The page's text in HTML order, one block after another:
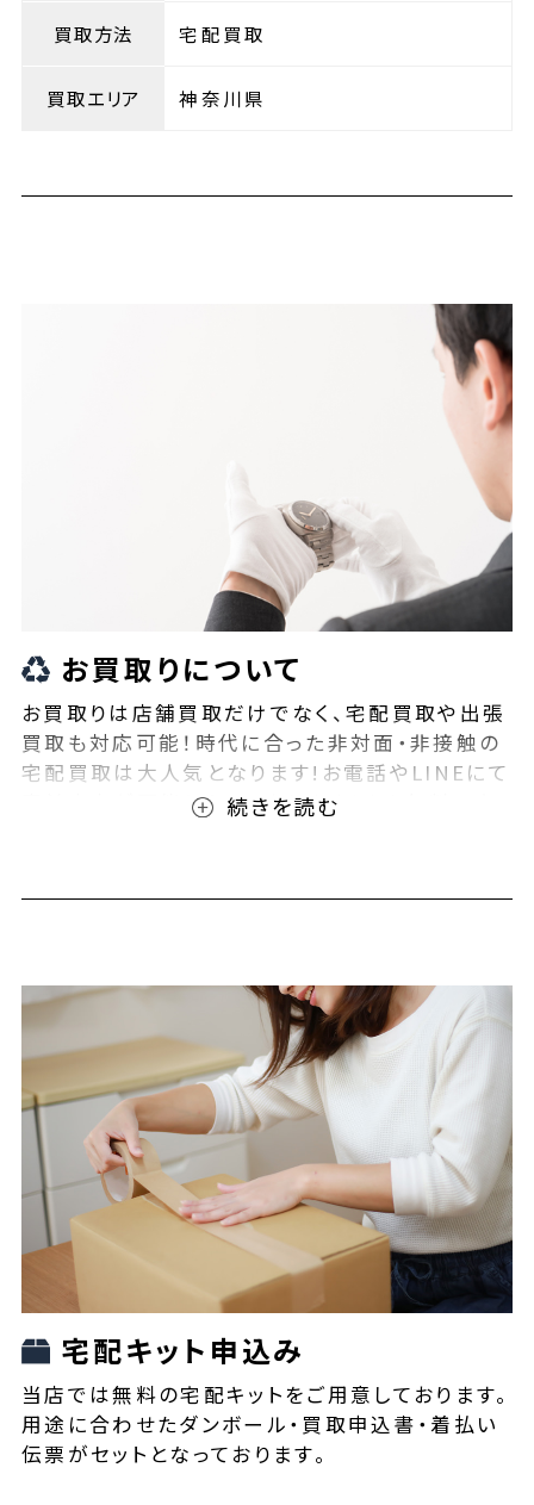
買取方法 宅配買取
買取エリア 神奈川県
お買取りについて
お買取りは店舗買取だけでなく、宅配買取や出張
買取も対応可能！時代に合った非対面・非接触の
宅配買取は大人気となります!お電話やLINEにて
事前査定が可能となっております！また無料の宅
宅配キット申込み
当店では無料の宅配キットをご用意しております。
用途に合わせたダンボール・買取申込書・着払い
伝票がセットとなっております。